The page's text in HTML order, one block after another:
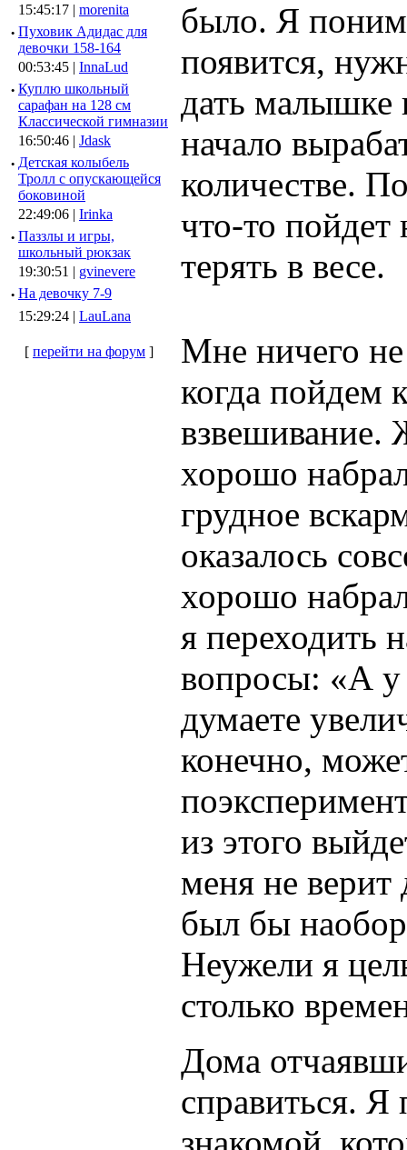
15:45:17 | morenita
· Пуховик Адидас для
девочки 158-164
00:53:45 | InnaLud
· Куплю школьный
сарафан на 128 см
Классической гимназии
16:50:46 | Jdask
· Детская колыбель
Тролл с опускающейся
боковиной
22:49:06 | Irinka
· Паззлы и игры,
школьный рюкзак
19:30:51 | gvinevere
· Hа девочку 7-9
15:29:24 | LauLana
[ перейти на форум ]
было. Я
появится,
дать малышке
начало
количестве.
что-то пойдет
терять в весе.
Мне ничего не
когда пойдем
взвешивание.
хорошо
грудное
оказалось
хорошо
я переходить
вопросы: «А у
думаете
конечно,
из этого
меня не верит
был бы
Неужели я
столько
Дома
справиться. Я